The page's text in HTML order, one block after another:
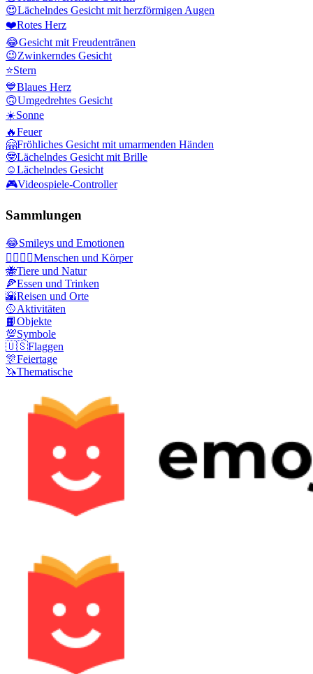
😍Lächelndes Gesicht mit herzförmigen Augen
❤️Rotes Herz
😂Gesicht mit Freudentränen
😉Zwinkerndes Gesicht
⭐Stern
💙Blaues Herz
🙃Umgedrehtes Gesicht
☀️Sonne
🔥Feuer
🤗Fröhliches Gesicht mit umarmenden Händen
🤓Lächelndes Gesicht mit Brille
☺️Lächelndes Gesicht
🎮Videospiele-Controller
Sammlungen
😂Smileys und Emotionen
👩‍❤️‍💋‍👨Menschen und Körper
🐝Tiere und Natur
🍕Essen und Trinken
🌇Reisen und Orte
🥎Aktivitäten
📙Objekte
💯Symbole
🇺🇸Flaggen
🎊Feiertage
🦄Thematische